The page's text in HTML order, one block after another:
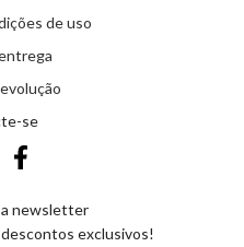
de uso
se
newsletter
exclusivos!